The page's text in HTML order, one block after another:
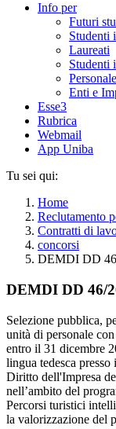
Info per
Futuri
Studenti
Laureati
Studenti
Personale
Enti e
Esse3
Rubrica
Webmail
App Uniba
Tu sei qui:
Home
Reclutamento
Contratti di
concorsi
DEMDI DD
DEMDI DD 46/
Selezione pubblica,
unità di personale
entro il 31 dicembre
lingua tedesca
Diritto dell'Impresa
nell’ambito del
Percorsi turistici
la valorizzazione del